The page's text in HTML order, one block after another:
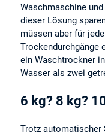
Waschmaschine
dieser Lösung
müssen aber für
Trockendurchgänge
ein Waschtrockner
Wasser als zwei
6 kg? 8 kg?
Trotz automatischer